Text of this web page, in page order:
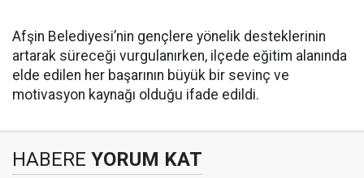
Afşin Belediyesi’nin gençlere yönelik desteklerinin
artarak süreceği vurgulanırken, ilçede eğitim alanında
elde edilen her başarının büyük bir sevinç ve
motivasyon kaynağı olduğu ifade edildi.
HABERE YORUM KAT